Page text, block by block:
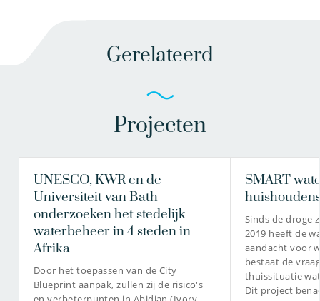
Gerelateerd
Projecten
UNESCO, KWR en de
Universiteit van Bath
onderzoeken het stedelijk
waterbeheer in 4 steden in
Afrika
Door het toepassen van de City
Blueprint aanpak, zullen zij de risico's
SMART
Sinds de droge
2019 heeft de
aandacht voor
bestaat de
thuissituatie
Dit project